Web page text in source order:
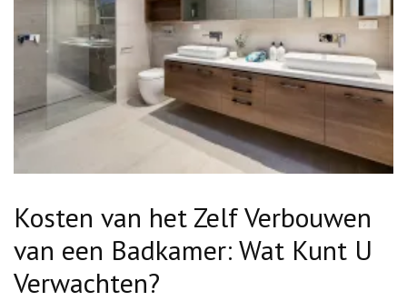
Kosten van het Zelf Verbouwen
van een Badkamer: Wat Kunt U
Verwachten?